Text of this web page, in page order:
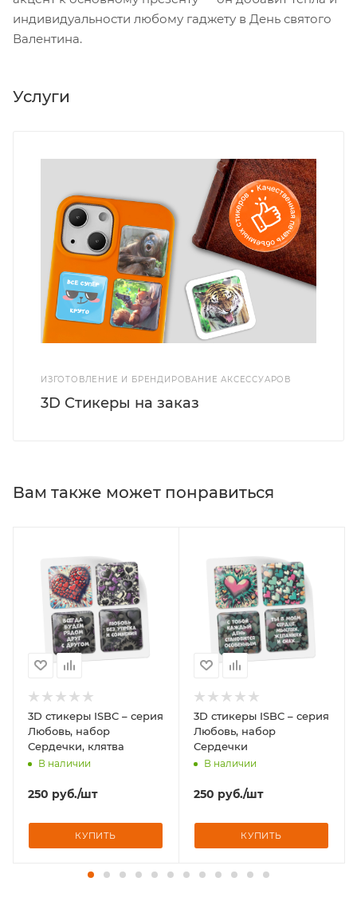
индивидуальности любому гаджету в День святого
Валентина.
Услуги
ИЗГОТОВЛЕНИЕ И БРЕНДИРОВАНИЕ АКСЕССУАРОВ
3D Стикеры на заказ
Вам также может понравиться
3D стикеры ISBC – серия
Любовь, набор
Сердечки, клятва
В наличии
250 руб./шт
КУПИТЬ
3D стикеры ISBC – серия
Любовь, набор
Сердечки
В наличии
250 руб./шт
КУПИТЬ